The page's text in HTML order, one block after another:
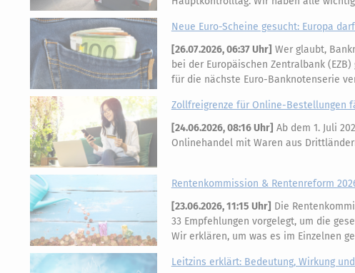
Neue Euro-Scheine gesucht: Europa
[26.07.2026, 06:37 Uhr] Wer glaubt,
bei der Europäischen Zentralbank
für die nächste Euro-Banknotenserie
Zollfreigrenze für Online-Bestellungen
[24.06.2026, 08:16 Uhr] Ab dem 1. Juli
Onlinehandel mit Waren aus
Rentenkommission & Rentenreform
[23.06.2026, 11:15 Uhr] Die
33 Empfehlungen vorgelegt, um die
Wir erklären, um was es im Einzelnen
Leitzins erklärt: Bedeutung, Wirkung